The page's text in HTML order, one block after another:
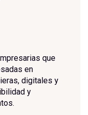
que
en
digitales y
y